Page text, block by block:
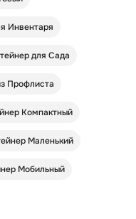
Инвентаря
для Сада
Профлиста
Компактный
Маленький
Мобильный